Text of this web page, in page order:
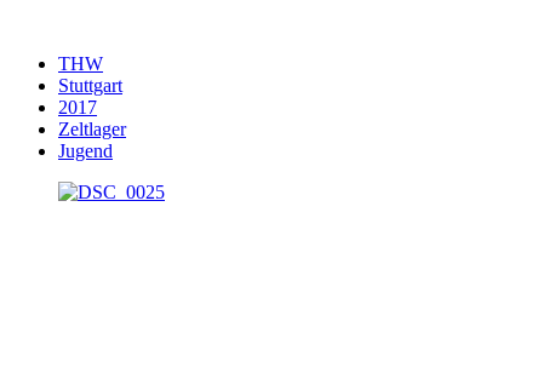
THW
Stuttgart
2017
Zeltlager
Jugend